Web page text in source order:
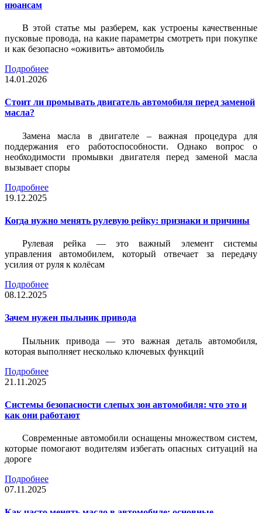
нюансам
В этой статье мы разберем, как устроены качественные
пусковые провода, на какие параметры смотреть при покупке
и как безопасно «оживить» автомобиль
Подробнее
14.01.2026
Стоит ли промывать двигатель автомобиля перед заменой
масла?
Замена масла в двигателе – важная процедура для
поддержания его работоспособности. Однако вопрос о
необходимости промывки двигателя перед заменой масла
вызывает споры
Подробнее
19.12.2025
Когда нужно менять рулевую рейку: признаки и причины
Рулевая рейка — это важный элемент системы
управления автомобилем, который отвечает за передачу
усилия от руля к колёсам
Подробнее
08.12.2025
Зачем нужен пыльник привода
Пыльник привода — это важная деталь автомобиля,
которая выполняет несколько ключевых функций
Подробнее
21.11.2025
Системы безопасности слепых зон автомобиля: что это и
как они работают
Современные автомобили оснащены множеством систем,
которые помогают водителям избегать опасных ситуаций на
дороге
Подробнее
07.11.2025